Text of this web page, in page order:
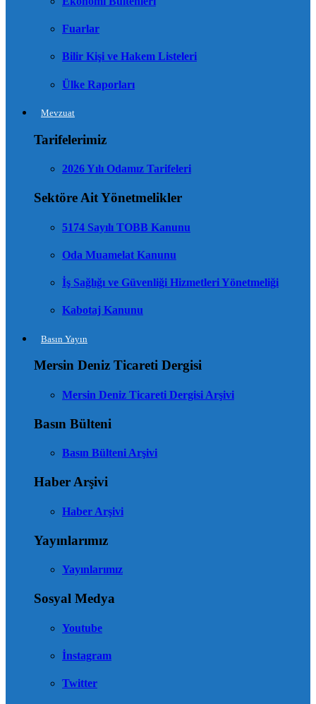
Fuarlar
Bilir Kişi ve Hakem Listeleri
Ülke Raporları
Mevzuat
Tarifelerimiz
2026 Yılı Odamız Tarifeleri
Sektöre Ait Yönetmelikler
5174 Sayılı TOBB Kanunu
Oda Muamelat Kanunu
İş Sağlığı ve Güvenliği Hizmetleri Yönetmeliği
Kabotaj Kanunu
Basın Yayın
Mersin Deniz Ticareti Dergisi
Mersin Deniz Ticareti Dergisi Arşivi
Basın Bülteni
Basın Bülteni Arşivi
Haber Arşivi
Haber Arşivi
Yayınlarımız
Yayınlarımız
Sosyal Medya
Youtube
İnstagram
Twitter